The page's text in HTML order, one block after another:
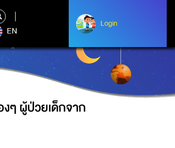
EN
Login
Login
เปิดโลกการเรียนรู้
ๆ ผู้ป่วยเด็กจาก